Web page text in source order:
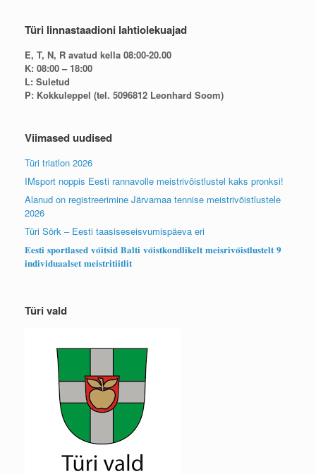
Türi linnastaadioni lahtiolekuajad
E, T, N, R avatud kella 08:00-20.00
K: 08:00 – 18:00
L: Suletud
P: Kokkuleppel (tel. 5096812 Leonhard Soom)
Viimased uudised
Türi triatlon 2026
IMsport noppis Eesti rannavolle meistrivõistlustel kaks pronksi!
Alanud on registreerimine Järvamaa tennise meistrivõistlustele
2026
Türi Sörk – Eesti taasiseseisvumispäeva eri
𝐄𝐞𝐬𝐭𝐢 𝐬𝐩𝐨𝐫𝐭𝐥𝐚𝐬𝐞𝐝 𝐯𝐨̃𝐢𝐭𝐬𝐢𝐝 𝐁𝐚𝐥𝐭𝐢 𝐯𝐨̃𝐢𝐬𝐭𝐤𝐨𝐧𝐝𝐥𝐢𝐤𝐞𝐥𝐭 𝐦𝐞𝐢𝐬𝐫𝐢𝐯𝐨̃𝐢𝐬𝐭𝐥𝐮𝐬𝐭𝐞𝐥𝐭 𝟗
𝐢𝐧𝐝𝐢𝐯𝐢𝐝𝐮𝐚𝐚𝐥𝐬𝐞𝐭 𝐦𝐞𝐢𝐬𝐭𝐫𝐢𝐭𝐢𝐢𝐭𝐥𝐢𝐭
Türi vald